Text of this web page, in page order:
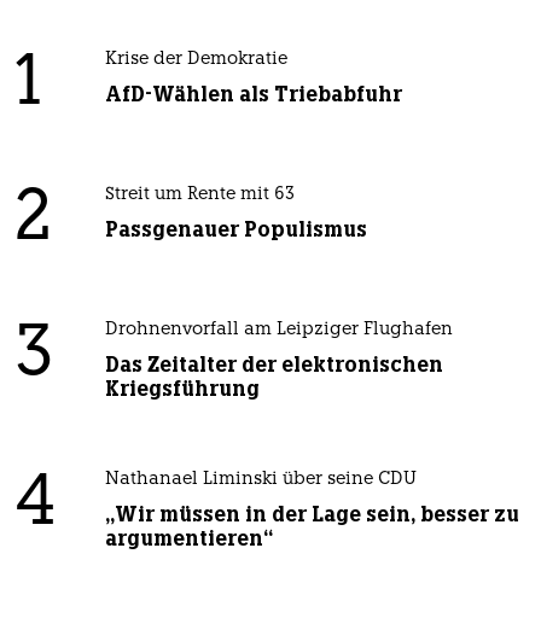
1 Krise der Demokratie
AfD-Wählen als Triebabfuhr
2 Streit um Rente mit 63
Passgenauer Populismus
3 Drohnenvorfall am Leipziger Flughafen
Das Zeitalter der elektronischen
Kriegsführung
4 Nathanael Liminski über seine CDU
„Wir müssen in der Lage sein, besser zu
argumentieren“